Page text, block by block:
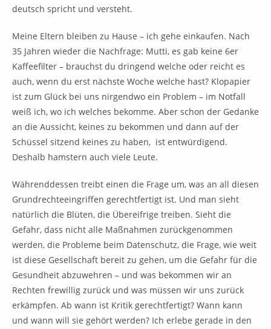
deutsch spricht und versteht.
Meine Eltern bleiben zu Hause – ich gehe einkaufen. Nach
35 Jahren wieder die Nachfrage: Mutti, es gab keine 6er
Kaffeefilter – brauchst du dringend welche oder reicht es
auch, wenn du erst nächste Woche welche hast? Klopapier
ist zum Glück bei uns nirgendwo ein Problem – im Notfall
weiß ich, wo ich welches bekomme. Aber schon der Gedanke
an die Aussicht, keines zu bekommen und dann auf der
Schüssel sitzend keines zu haben, ist entwürdigend.
Deshalb hamstern auch viele Leute.
Währenddessen treibt einen die Frage um, was an all diesen
Grundrechteeingriffen gerechtfertigt ist. Und man sieht
natürlich die Blüten, die Übereifrige treiben. Sieht die
Gefahr, dass nicht alle Maßnahmen zurückgenommen
werden, die Probleme beim Datenschutz, die Frage, wie weit
ist diese Gesellschaft bereit zu gehen, um die Gefahr für die
Gesundheit abzuwehren – und was bekommen wir an
Rechten frewillig zurück und was müssen wir uns zurück
erkämpfen. Ab wann ist Kritik gerechtfertigt? Wann kann
und wann will sie gehört werden? Ich erlebe gerade in den